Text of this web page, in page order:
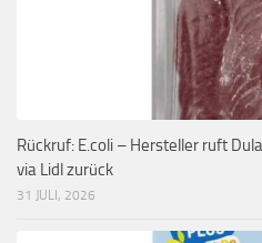
Rückruf: E.coli – Hersteller ruft
via Lidl zurück
31 JULI, 2026